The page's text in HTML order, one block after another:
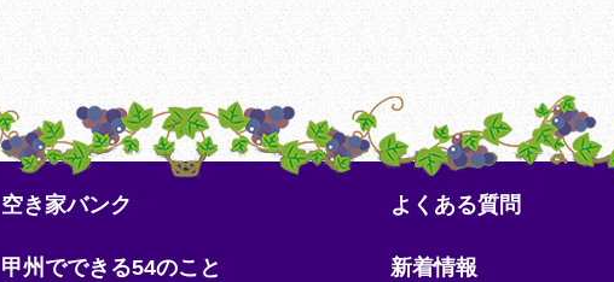
空き家バンク
甲州でできる54のこと
よくある質問
新着情報